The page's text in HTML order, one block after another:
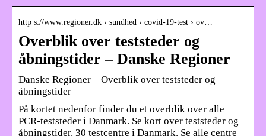
http s://www.regioner.dk › sundhed › covid-19-test › ov…
Overblik over teststeder og
åbningstider – Danske Regioner
Danske Regioner – Overblik over teststeder og
åbningstider
På kortet nedenfor finder du et overblik over alle
PCR-teststeder i Danmark. Se kort over teststeder og
åbningstider. 30 testcentre i Danmark. Se alle centre